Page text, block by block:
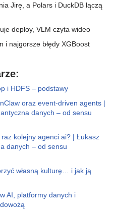
Jirę, a Polars i DuckDB łączą
deploy, VLM czyta wideo
i najgorsze błędy XGBoost
i HDFS – podstawy
oraz event-driven agents |
danych – od sensu
kolejny agenci ai? | Łukasz
danych – od sensu
własną kulturę… i jak ją
AI, platformy danych i